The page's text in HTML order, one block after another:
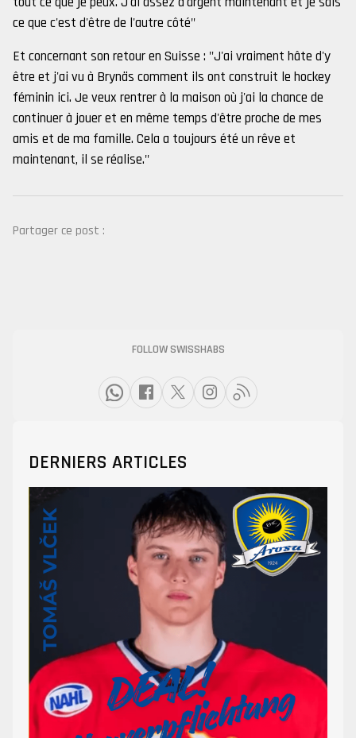
ce que c'est d'être de l'autre côté"
Et concernant son retour en Suisse : "J'ai vraiment hâte d'y
être et j'ai vu à Brynäs comment ils ont construit le hockey
féminin ici. Je veux rentrer à la maison où j'ai la chance de
continuer à jouer et en même temps d'être proche de mes
amis et de ma famille. Cela a toujours été un rêve et
maintenant, il se réalise."
Partager ce post :
FOLLOW SWISSHABS
DERNIERS ARTICLES